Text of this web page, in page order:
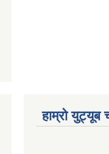
हाम्रो युट्यूब